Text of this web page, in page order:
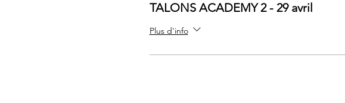
TALONS ACADEMY 2 - 29 avril
Plus d'info